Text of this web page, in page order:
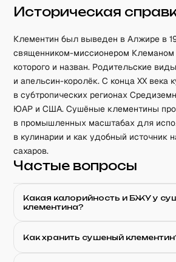
Историческая
Клементин был выведен в Алжире в
священником-миссионером Клеманом
которого и назван. Родительские
и апельсин-королёк. С конца XX века
в субтропических регионах
ЮАР и США. Сушёные клементины
в промышленных масштабах для
в кулинарии и как удобный источник
сахаров.
Частые вопросы
Какая калорийность и БЖУ у
клементина?
Как хранить сушеный